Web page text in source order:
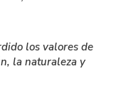
los valores de
la naturaleza y